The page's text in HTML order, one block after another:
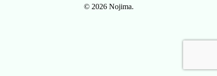
© 2026 Nojima.